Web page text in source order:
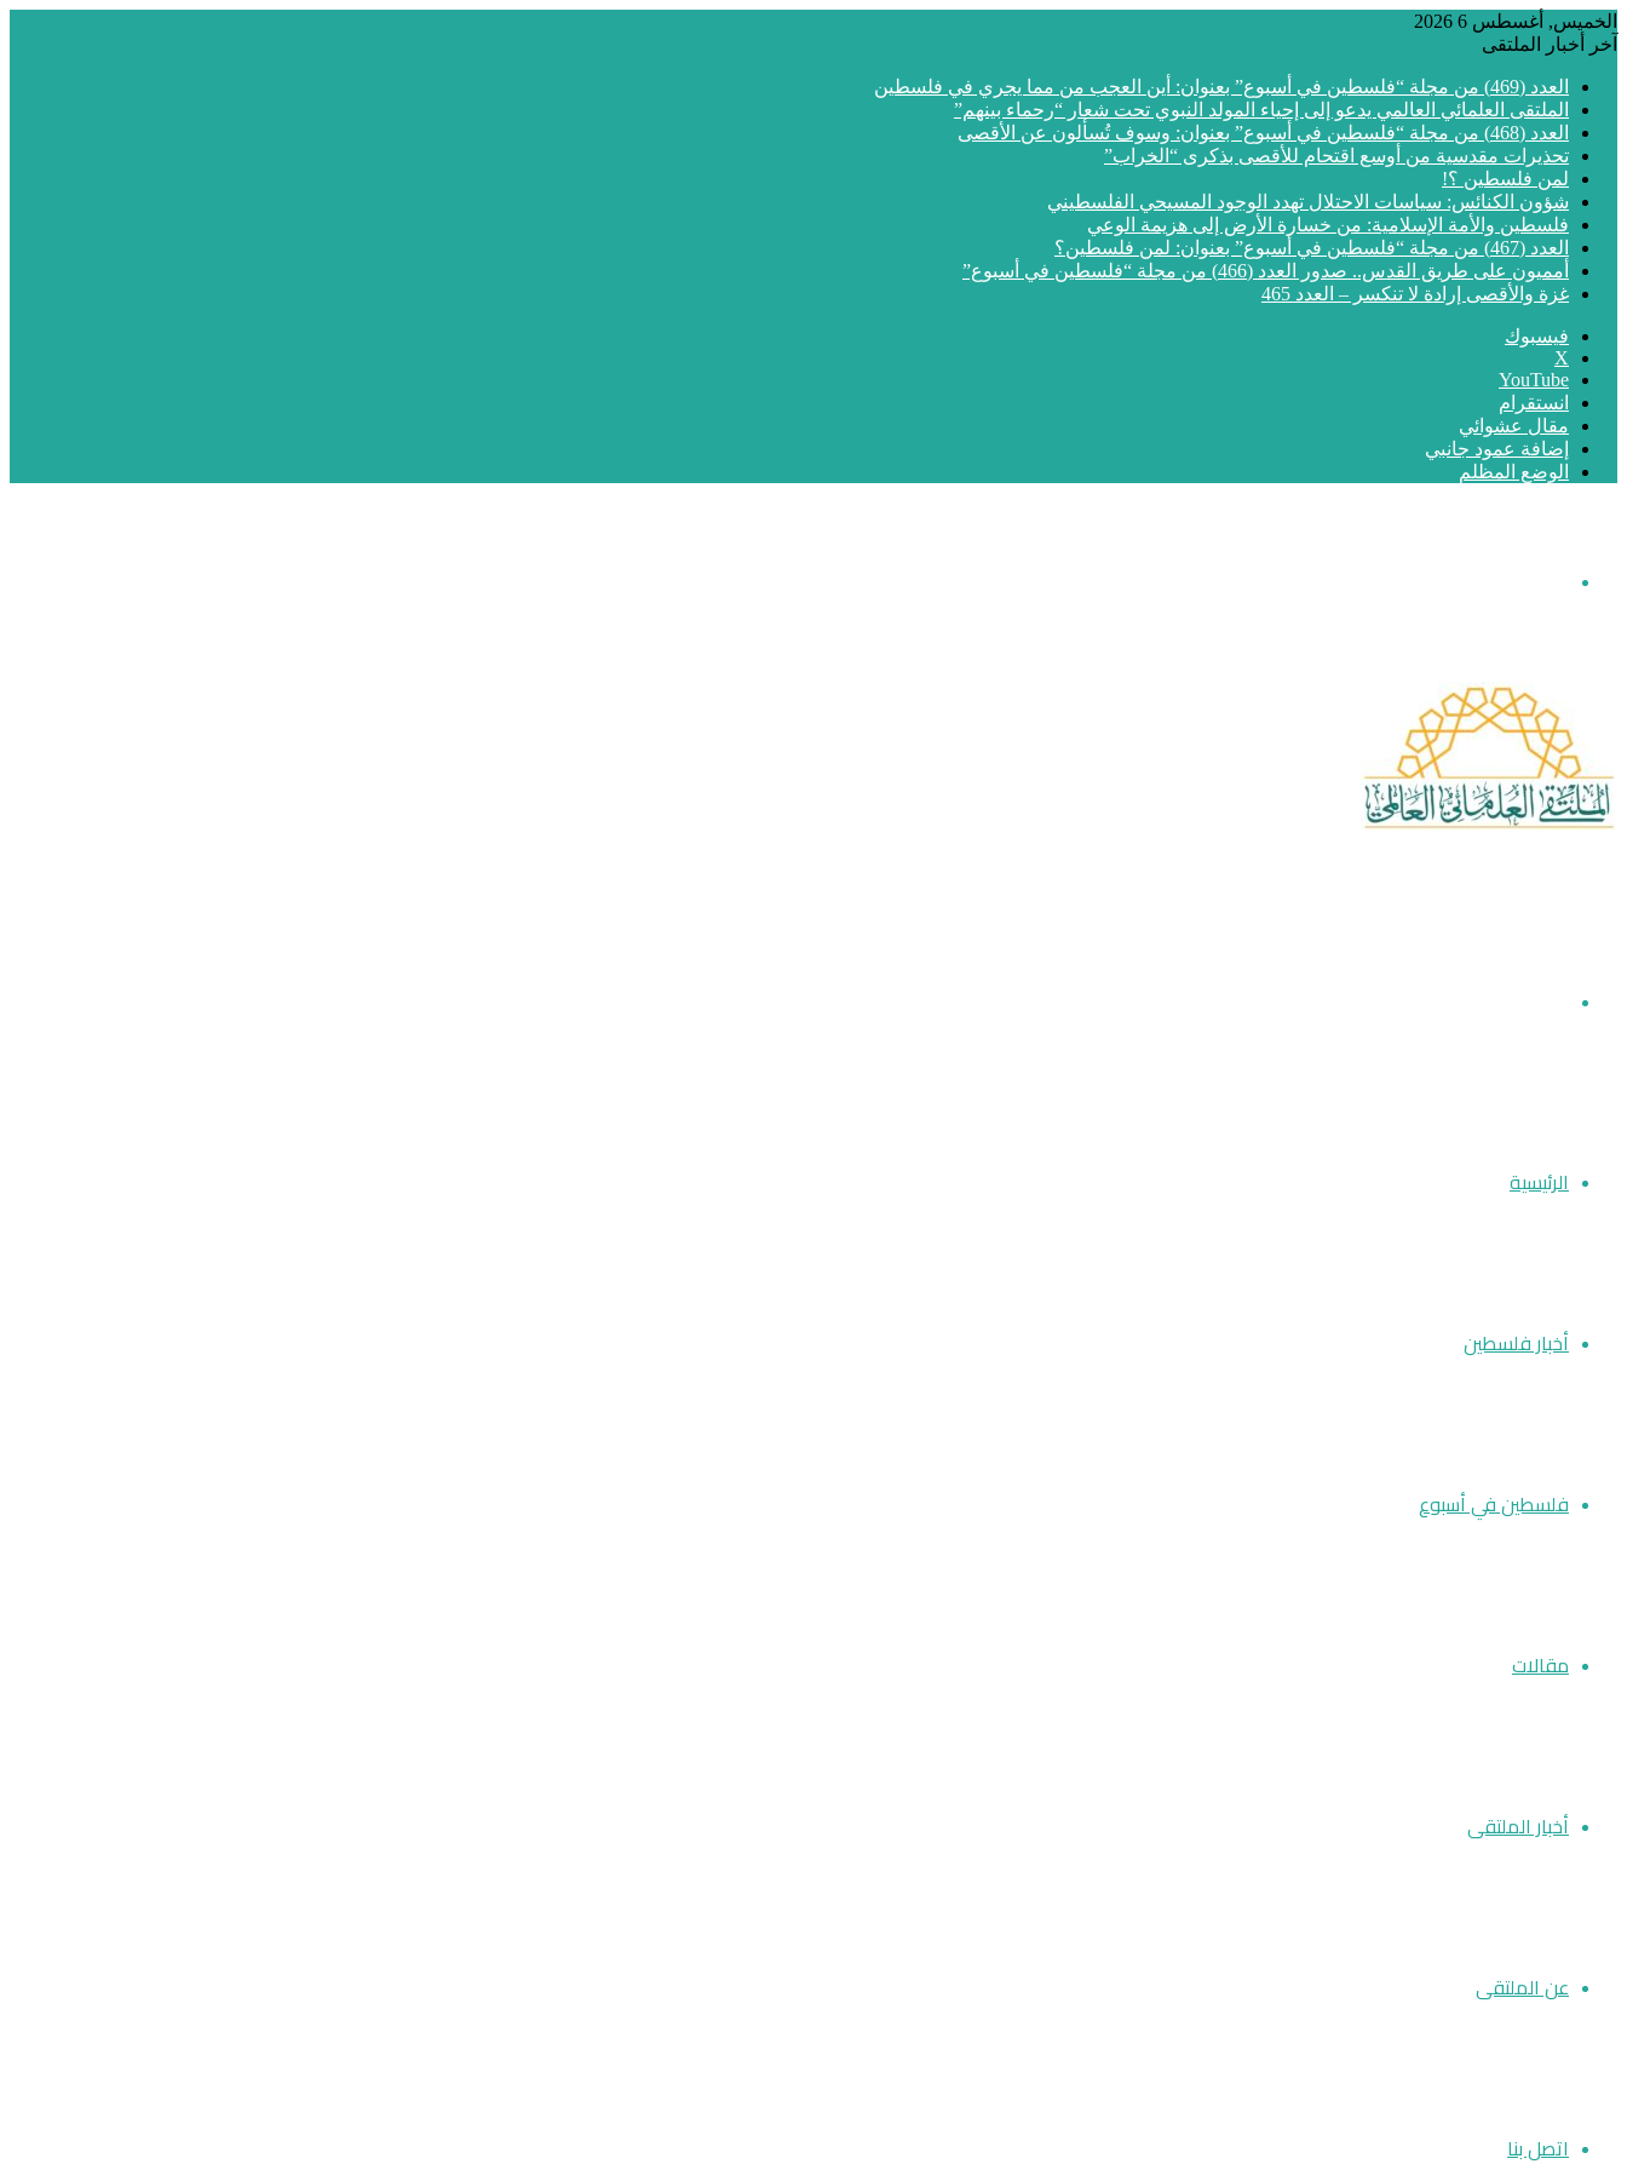
الخميس, أغسطس 6 2026
آخر أخبار الملتقى
العدد (469) من مجلة “فلسطين في أسبوع” بعنوان: أين العجب من مما يجري في فلسطين
الملتقى العلمائي العالمي يدعو إلى إحياء المولد النبوي تحت شعار “رحماء بينهم”
العدد (468) من مجلة “فلسطين في أسبوع” بعنوان: وسوف تُسألون عن الأقصى
تحذيرات مقدسية من أوسع اقتحام للأقصى بذكرى “الخراب”
لمن فلسطين ؟!
شؤون الكنائس: سياسات الاحتلال تهدد الوجود المسيحي الفلسطيني
فلسطين والأمة الإسلامية: من خسارة الأرض إلى هزيمة الوعي
العدد (467) من مجلة “فلسطين في أسبوع” بعنوان: لمن فلسطين؟
أمميون على طريق القدس.. صدور العدد (466) من مجلة “فلسطين في أسبوع”
غزة والأقصى إرادة لا تنكسر – العدد 465
فيسبوك
‫X
‫YouTube
انستقرام
مقال عشوائي
إضافة عمود جانبي
الوضع المظلم
الرئيسية
أخبار فلسطين
فلسطين في أسبوع
مقالات
أخبار الملتقى
عن الملتقى
اتصل بنا